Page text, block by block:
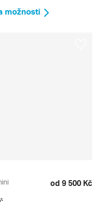
možnosti
od 9 500 Kč